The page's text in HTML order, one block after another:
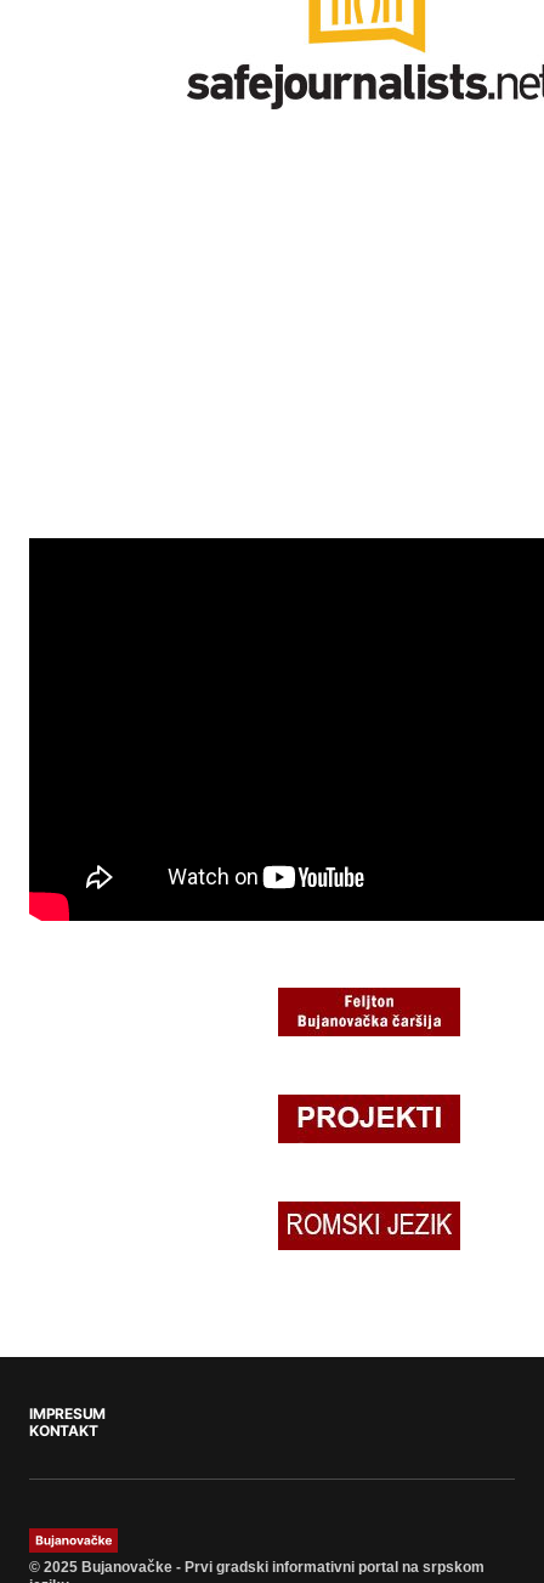
IMPRESUM
KONTAKT
© 2025 Bujanovačke - Prvi gradski informativni portal na srpskom